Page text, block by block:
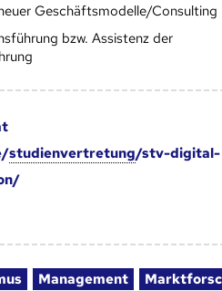
Geschäftsmodelle/Consulting
bzw. Assistenz der
studienvertretung/stv-digital-
Management